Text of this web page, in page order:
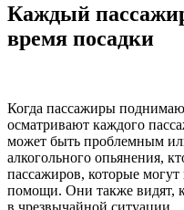
Каждый
время посадки
Когда пассажиры
осматривают каждого
может быть проблемным
алкогольного опьянения,
пассажиров, которые
помощи. Они также видят,
в чрезвычайной ситуации.